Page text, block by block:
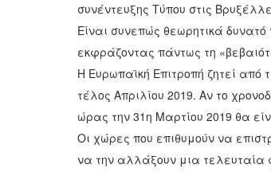
συνέντευξης Τύπου στις
Είναι συνεπώς θεωρητικά
εκφράζοντας πάντως τη
Η Ευρωπαϊκή Επιτροπή ζητεί από
τέλος Απριλίου 2019. Αν το
ώρας την 31η Μαρτίου 2019 θα
Οι χώρες που επιθυμούν να
να την αλλάξουν μια τελευταία